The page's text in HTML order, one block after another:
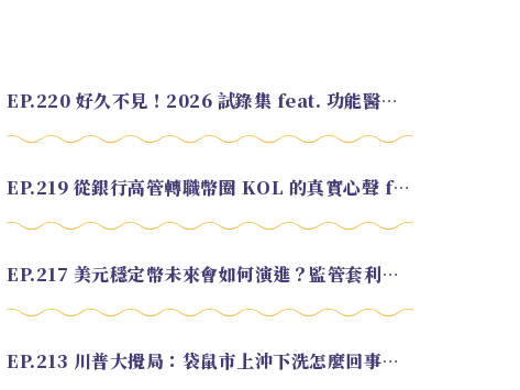
EP.220 好久不見！2026 試錄集 feat. 功能醫學營養師 美寶
EP.219 從銀行高管轉職幣圈 KOL 的真實心聲 feat.龜大
EP.217 美元穩定幣未來會如何演進？監管套利終將收斂？feat. 研究員 余哲安
EP.213 川普大攪局：袋鼠市上沖下洗怎麼回事？feat. Alvin